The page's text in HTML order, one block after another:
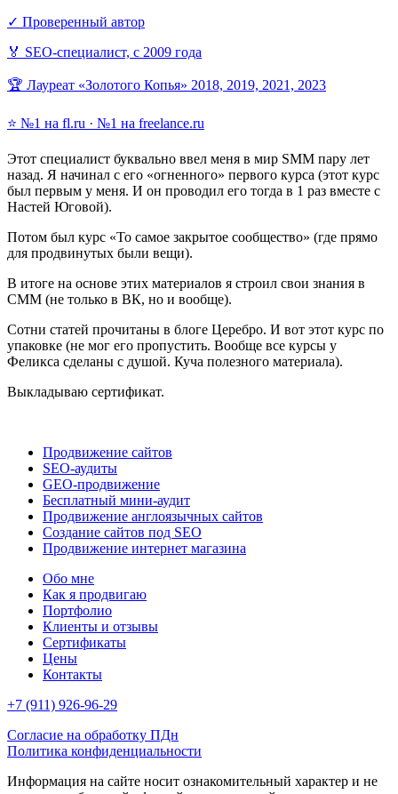
✓ Проверенный автор
🏅 SEO-специалист, с 2009 года
🏆 Лауреат «Золотого Копья» 2018, 2019, 2021, 2023
⭐ №1 на fl.ru · №1 на freelance.ru
Этот специалист буквально ввел меня в мир SMM пару лет
назад. Я начинал с его «огненного» первого курса (этот курс
был первым у меня. И он проводил его тогда в 1 раз вместе с
Настей Юговой).
Потом был курс «То самое закрытое сообщество» (где прямо
для продвинутых были вещи).
В итоге на основе этих материалов я строил свои знания в
СММ (не только в ВК, но и вообще).
Сотни статей прочитаны в блоге Церебро. И вот этот курс по
упаковке (не мог его пропустить. Вообще все курсы у
Феликса сделаны с душой. Куча полезного материала).
Выкладываю сертификат.
Продвижение сайтов
SEO-аудиты
GEO-продвижение
Бесплатный мини-аудит
Продвижение англоязычных сайтов
Создание сайтов под SEO
Продвижение интернет магазина
Обо мне
Как я продвигаю
Портфолио
Клиенты и отзывы
Сертификаты
Цены
Контакты
+7 (911) 926-96-29
Согласие на обработку ПДн
Политика конфиденциальности
Информация на сайте носит ознакомительный характер и не